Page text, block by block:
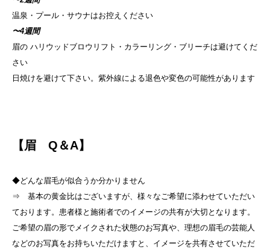
温泉・プール・サウナはお控えください
〜4週間
眉の ハリウッドブロウリフト・カラーリング・ブリーチは避けてくだ
さい
日焼けを避けて下さい。紫外線による退色や変色の可能性があります
【眉 Q＆A】
◆どんな眉毛が似合うか分かりません
⇒ 基本の黄金比はございますが、様々なご希望に添わせていただい
ております。患者様と施術者でのイメージの共有が大切となります。
ご希望の眉の形でメイクされた状態のお写真や、理想の眉毛の芸能人
などのお写真をお持ちいただけますと、イメージを共有させていただ